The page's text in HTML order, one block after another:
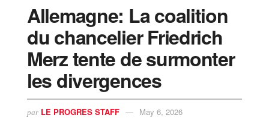
Allemagne: La coalition
du chancelier Friedrich
Merz tente de surmonter
les divergences
par LE PROGRES STAFF May 6, 2026